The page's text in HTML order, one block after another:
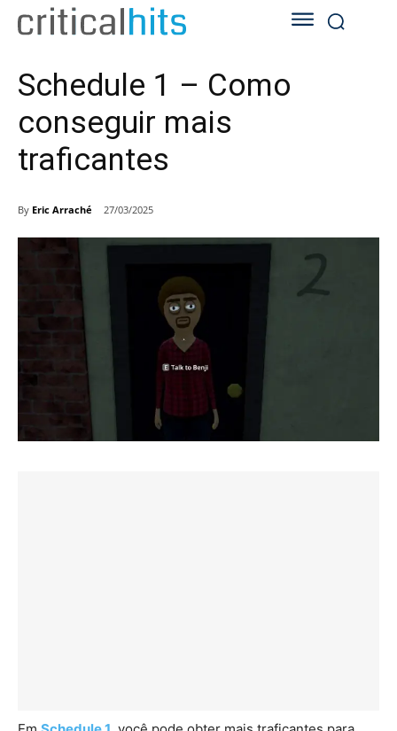
Schedule 1 – Como
conseguir mais
traficantes
By Eric Arraché 27/03/2025